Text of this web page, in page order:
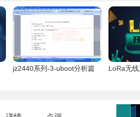
jz2440系列-3-uboot分析篇 LoRa无